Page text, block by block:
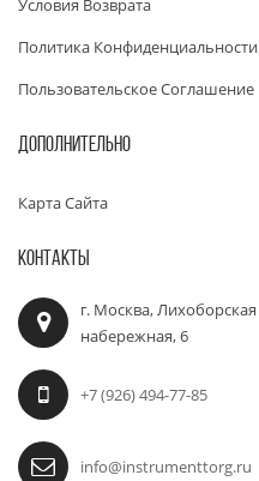
Политика Конфиденциальности
Пользовательское Соглашение
ДОПОЛНИТЕЛЬНО
Карта Сайта
КОНТАКТЫ
г. Москва, Лихоборская
набережная, 6
+7 (926) 494-77-85
info@instrumenttorg.ru